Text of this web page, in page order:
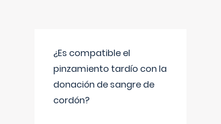
¿Es compatible el
pinzamiento tardío con la
donación de sangre de
cordón?